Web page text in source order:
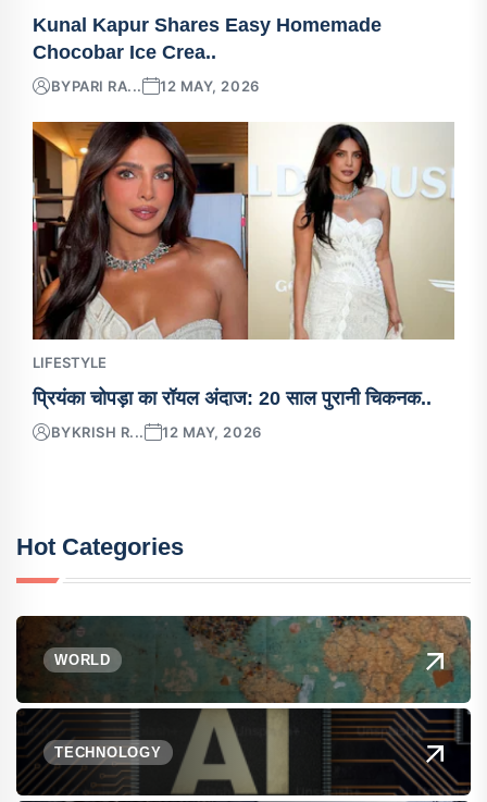
Kunal Kapur Shares Easy Homemade
Chocobar Ice Crea..
BYPARI RA... 12 MAY, 2026
LIFESTYLE
प्रियंका चोपड़ा का रॉयल अंदाज: 20 साल पुरानी चिकनक..
BYKRISH R... 12 MAY, 2026
Hot Categories
WORLD
TECHNOLOGY